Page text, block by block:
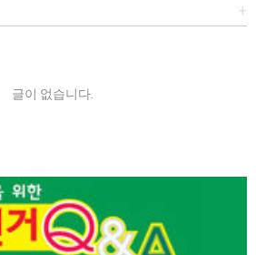
+
글이 없습니다.